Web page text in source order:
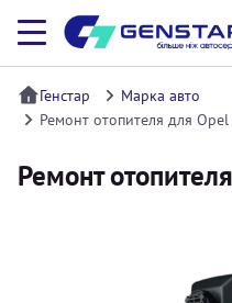
Генстар
Марка авто
Ремонт отопителя для Opel
Ремонт